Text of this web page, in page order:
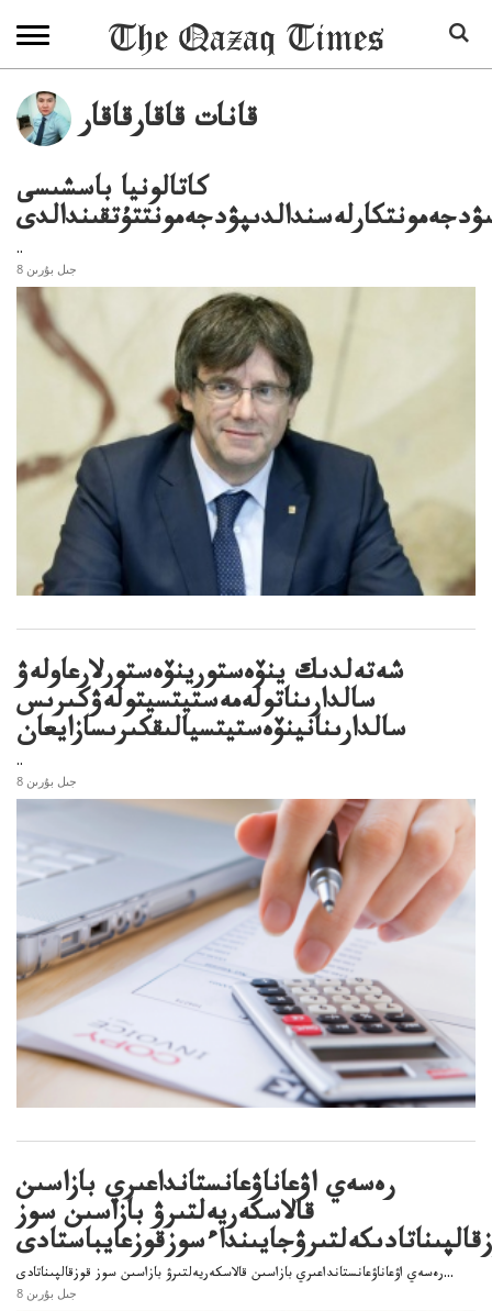
قانات قاقارقاقار
كاتالونيا باسشىسى
..
8 جىل بۇرىن
شەتەلدىك ينۆەستورينۆەستورلارعاولەۋ
سالدارىناتولەمەستيتسيتولەۋكىرىس
سالدارىنانينۆەستيتسيالىقكىرىسازايعان
..
8 جىل بۇرىن
رەسەي اۋعاناۋعانستانداعىري بازاسىن
قالاسكەريەلتىرۋ بازاسىن سوز
رەسەي اۋعاناۋعانستانداعىري بازاسىن قالاسكەريەلتىرۋ بازاسىن سوز قوزقالپىناتادى...
8 جىل بۇرىن